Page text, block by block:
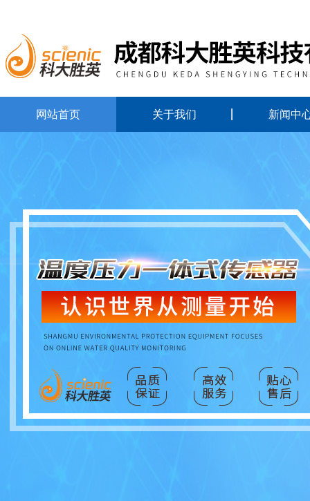
网站首页 关于我们 新闻中